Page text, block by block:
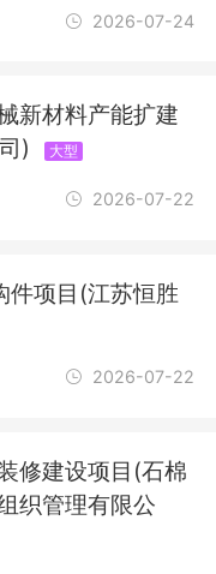
2026-07-24
新材料产能扩建
)
大型
2026-07-22
件项目(江苏恒胜
2026-07-22
修建设项目(石棉
织管理有限公